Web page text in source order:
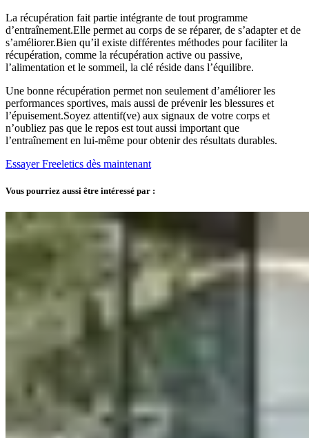
La récupération fait partie intégrante de tout programme
d’entraînement.Elle permet au corps de se réparer, de s’adapter et de
s’améliorer.Bien qu’il existe différentes méthodes pour faciliter la
récupération, comme la récupération active ou passive,
l’alimentation et le sommeil, la clé réside dans l’équilibre.
Une bonne récupération permet non seulement d’améliorer les
performances sportives, mais aussi de prévenir les blessures et
l’épuisement.Soyez attentif(ve) aux signaux de votre corps et
n’oubliez pas que le repos est tout aussi important que
l’entraînement en lui-même pour obtenir des résultats durables.
Essayer Freeletics dès maintenant
Vous pourriez aussi être intéressé par :